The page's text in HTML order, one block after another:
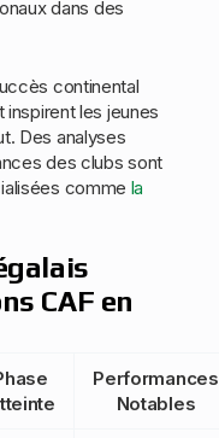
dans des
continental
les jeunes
Des analyses
des clubs sont
comme la
CAF en
Performances
Notables